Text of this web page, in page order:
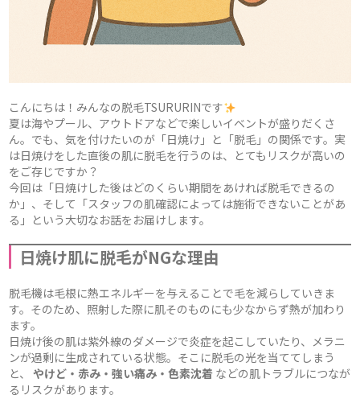
こんにちは！みんなの脱毛TSURURINです
夏は海やプール、アウトドアなどで楽しいイベントが盛りだくさ
ん。でも、気を付けたいのが「日焼け」と「脱毛」の関係です。実
は日焼けをした直後の肌に脱毛を行うのは、とてもリスクが高いの
をご存じですか？
今回は「日焼けした後はどのくらい期間をあければ脱毛できるの
か」、そして「スタッフの肌確認によっては施術できないことがあ
る」という大切なお話をお届けします。
日焼け肌に脱毛がNGな理由
脱毛機は毛根に熱エネルギーを与えることで毛を減らしていきま
す。そのため、照射した際に肌そのものにも少なからず熱が加わり
ます。
日焼け後の肌は紫外線のダメージで炎症を起こしていたり、メラニ
ンが過剰に生成されている状態。そこに脱毛の光を当ててしまう
と、やけど・赤み・強い痛み・色素沈着 などの肌トラブルにつなが
るリスクがあります。